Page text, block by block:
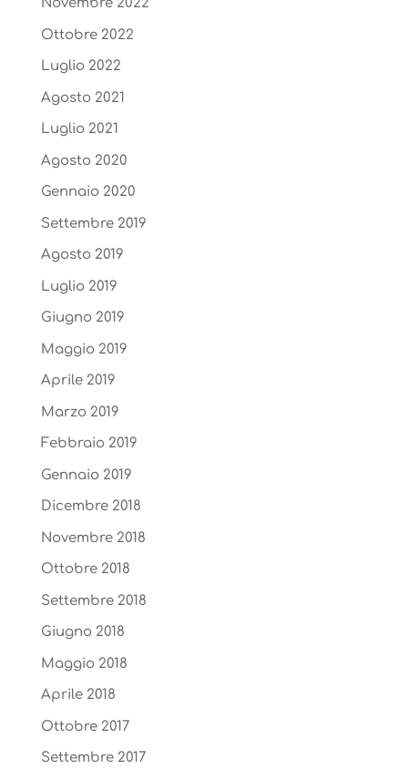
Novembre 2022
Ottobre 2022
Luglio 2022
Agosto 2021
Luglio 2021
Agosto 2020
Gennaio 2020
Settembre 2019
Agosto 2019
Luglio 2019
Giugno 2019
Maggio 2019
Aprile 2019
Marzo 2019
Febbraio 2019
Gennaio 2019
Dicembre 2018
Novembre 2018
Ottobre 2018
Settembre 2018
Giugno 2018
Maggio 2018
Aprile 2018
Ottobre 2017
Settembre 2017